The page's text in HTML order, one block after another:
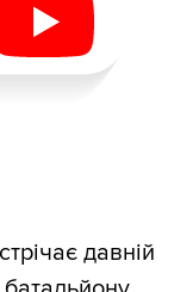
давній